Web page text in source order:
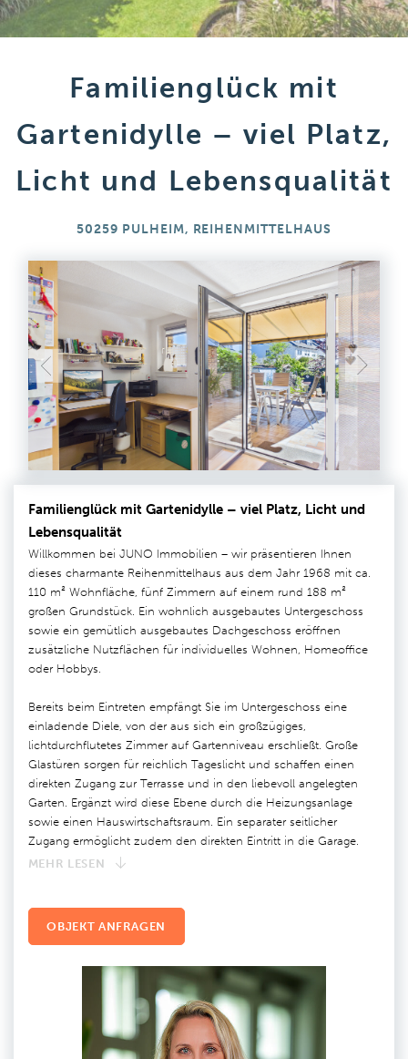
Familienglück mit
Gartenidylle – viel Platz,
Licht und Lebensqualität
50259 PULHEIM, REIHENMITTELHAUS
Familienglück mit Gartenidylle – viel Platz, Licht und
Lebensqualität
Willkommen bei JUNO Immobilien – wir präsentieren Ihnen
dieses charmante Reihenmittelhaus aus dem Jahr 1968 mit ca.
110 m² Wohnfläche, fünf Zimmern auf einem rund 188 m²
großen Grundstück. Ein wohnlich ausgebautes Untergeschoss
sowie ein gemütlich ausgebautes Dachgeschoss eröffnen
zusätzliche Nutzflächen für individuelles Wohnen, Homeoffice
oder Hobbys.
Bereits beim Eintreten empfängt Sie im Untergeschoss eine
einladende Diele, von der aus sich ein großzügiges,
lichtdurchflutetes Zimmer auf Gartenniveau erschließt. Große
Glastüren sorgen für reichlich Tageslicht und schaffen einen
direkten Zugang zur Terrasse und in den liebevoll angelegten
Garten. Ergänzt wird diese Ebene durch die Heizungsanlage
sowie einen Hauswirtschaftsraum. Ein separater seitlicher
Zugang ermöglicht zudem den direkten Eintritt in die Garage.
MEHR LESEN
OBJEKT ANFRAGEN